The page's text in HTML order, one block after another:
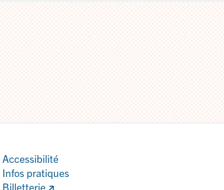
Accessibilité
Infos pratiques
Billetterie